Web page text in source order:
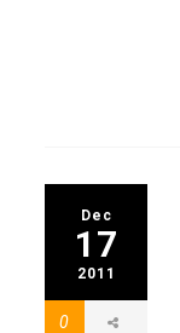
Dec
17
2011
0